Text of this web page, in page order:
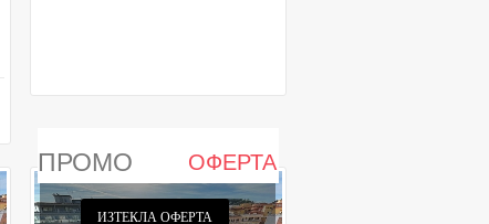
ПРОМО ОФЕРТА
ИЗТЕКЛА ОФЕРТА